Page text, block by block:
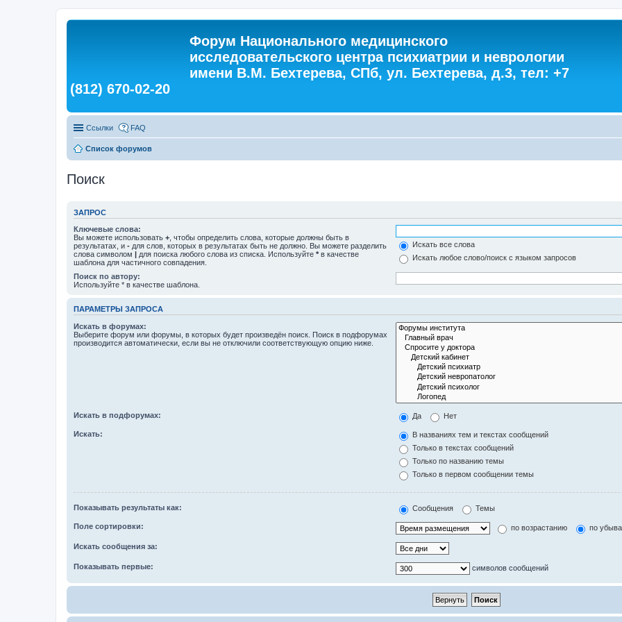
Форум Национального медицинского
исследовательского центра психиатрии и неврологии
имени В.М. Бехтерева, СПб, ул. Бехтерева, д.3, тел: +7
(812) 670-02-20
Ссылки FAQ
Список форумов
Поиск
ЗАПРОС
Ключевые слова:
Вы можете использовать + , чтобы определить слова, которые должны быть в
результатах, и - для слов, которых в результатах быть не должно. Вы можете разделить
слова символом | для поиска любого слова из списка. Используйте * в качестве
шаблона для частичного совпадения.
Искать все слова
Искать любое слово/поиск с языком запросов
Поиск по автору:
Используйте * в качестве шаблона.
ПАРАМЕТРЫ ЗАПРОСА
Искать в форумах:
Выберите форум или форумы, в которых будет произведён поиск. Поиск в подфорумах
производится автоматически, если вы не отключили соответствующую опцию ниже.
Искать в подфорумах: Да Нет
Искать:
В названиях тем и текстах сообщений
Только в текстах сообщений
Только по названию темы
Только в первом сообщении темы
Показывать результаты как: Сообщения Темы
Поле сортировки: по возрастанию по
Искать сообщения за:
Показывать первые: символов сообщений